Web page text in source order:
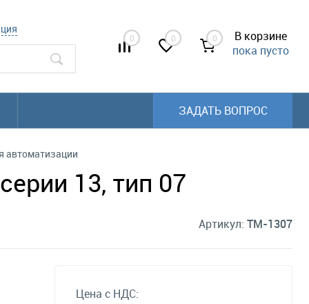
0 0 0
В корзине
пока пусто
ЗАДАТЬ ВОПРОС
автоматизации
13, тип 07
Артикул: TM-1307
Цена с НДС: